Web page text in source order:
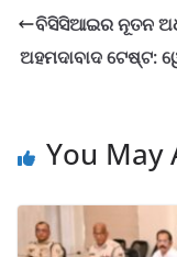
ବିସିସିଆଇର ନୂତନ
ଅହମଦାବାଦ ଟେଷ୍ଟ:
You May